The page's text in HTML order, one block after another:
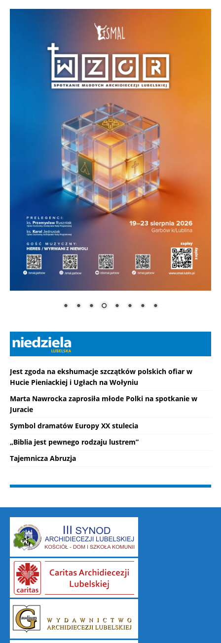
Jest zgoda na ekshumacje szczątków polskich ofiar w
Hucie Pieniackiej i Ugłach na Wołyniu
Marta Nawrocka zaprosiła młode Polki na spotkanie w
Juracie
Symbol dramatów Europy XX stulecia
„Biblia jest pewnego rodzaju lustrem”
Tajemnicza Abruzja